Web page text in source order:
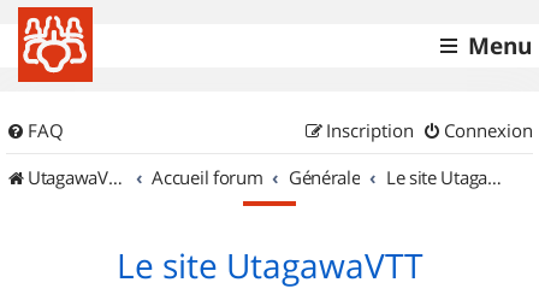
Menu
FAQ Connexion
Inscription
UtagawaVTT (Randos VTT et VTTAE avec traces GPS)
Accueil forum Générale Le site UtagawaVTT
Le site UtagawaVTT